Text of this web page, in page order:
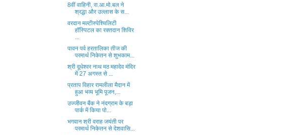
8वीं वाहिनी, रा.आ.मो.बल ने
श्रद्धा और उल्लास के स...
वरदान मल्टीस्पेश्यिलिटी
हॉस्पिटल का रक्तदान शिविर
...
पावन पर्व हरतालिका तीज की
परमार्थ निकेतन से शुभकाम...
श्री दूधेश्वर नाथ मठ महादेव मंदिर
में 27 अगस्त से ...
प्रताप विहार रामलीला मैदान में
हुआ भव्य भूमि पूजन,...
उज्जीवन बैंक ने नंदग्राम के बड़ा
पार्क में किया पो...
भगवान श्री वराह जयंती पर
परमार्थ निकेतन से देशवासि...